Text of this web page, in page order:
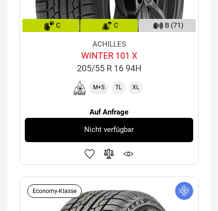
C C B (71)
ACHILLES
WINTER 101 X
205/55 R 16 94H
M+S TL XL
Auf Anfrage
Nicht verfügbar
Economy-Klasse